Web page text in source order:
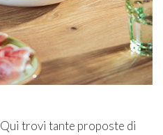
Qui trovi tante proposte di